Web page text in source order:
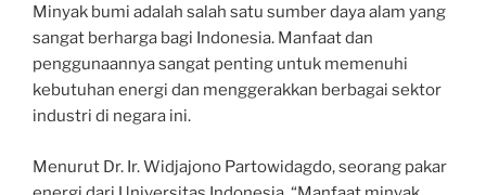
Minyak bumi adalah salah satu sumber daya alam yang
sangat berharga bagi Indonesia. Manfaat dan
penggunaannya sangat penting untuk memenuhi
kebutuhan energi dan menggerakkan berbagai sektor
industri di negara ini.
Menurut Dr. Ir. Widjajono Partowidagdo, seorang pakar